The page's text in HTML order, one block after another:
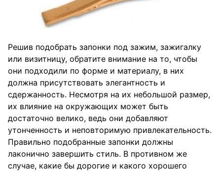
Решив подобрать запонки под зажим, зажигалку
или визитницу, обратите внимание на то, чтобы
они подходили по форме и материалу, в них
должна присутствовать элегантность и
сдержанность. Несмотря на их небольшой размер,
их влияние на окружающих может быть
достаточно велико, ведь они добавляют
утонченность и неповторимую привлекательность.
Правильно подобранные запонки должны
лаконично завершить стиль. В противном же
случае, какие бы дорогие и какого хорошего